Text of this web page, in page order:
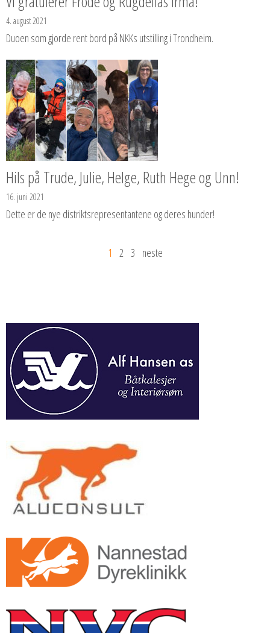
4. august 2021
Duoen som gjorde rent bord på NKKs utstilling i Trondheim.
Hils på Trude, Julie, Helge, Ruth Hege og Unn!
16. juni 2021
Dette er de nye distriktsrepresentantene og deres hunder!
1 2 3 neste